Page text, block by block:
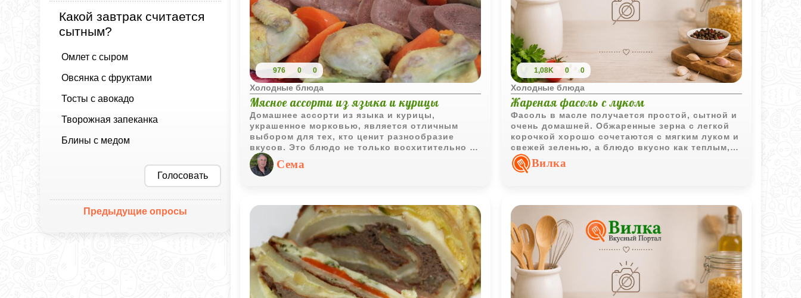
Какой завтрак считается
сытным?
Омлет с сыром
Овсянка с фруктами
Тосты с авокадо
Творожная запеканка
Блины с медом
Голосовать
Предыдущие опросы
976 0 0
Холодные блюда
Мясное ассорти из языка и курицы
Домашнее ассорти из языка и курицы,
украшенное морковью, является отличным
выбором для тех, кто ценит разнообразие
вкусов. Это блюдо не только восхитительно на
вкус, но и прекрасно выглядит на столе,
добавляя яркие краски и аппетитный вид к
вашему обеду или ужину.
Сема
1,08K 0 0
Холодные блюда
Жареная фасоль с луком
Фасоль в масле получается простой, сытной и
очень домашней. Обжаренные зерна с легкой
корочкой хорошо сочетаются с мягким луком и
свежей зеленью, а блюдо вкусно как теплым,
так и охлажденным.
Вилка